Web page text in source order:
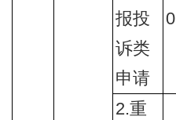
报投
诉类
申请
0
2.重